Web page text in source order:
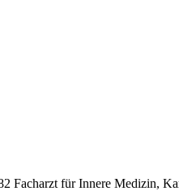
Facharzt für Innere Medizin,